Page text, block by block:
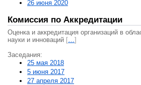
26 июня 2020
Комиссия по Аккредитации
Оценка и аккредитация организаций в
науки и инноваций […]
Заседания:
25 мая 2018
5 июня 2017
27 апреля 2017